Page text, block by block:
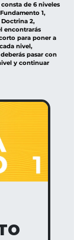
de 6 niveles
1,
Doctrina 2,
encontrarás
para poner a
nivel,
pasar con
y continuar